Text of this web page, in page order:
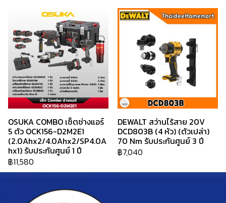
OSUKA COMBO เซ็ตช่างแอร์
5 ตัว OCK156-D2M2E1
(2.0Ahx2/4.0Ahx2/SP4.0A
hx1) รับประกันศูนย์ 1 ปี
฿11,580
DEWALT สว่านไร้สาย 20V
DCD803B (4 หัว) (ตัวเปล่า)
70 Nm รับประกันศูนย์ 3 ปี
฿7,040